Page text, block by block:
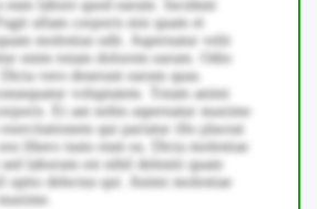
eum labore quod earum. Incidunt
ullam corporis nisi quam et
molestias odit. Aspernatur velit
enim totam dolorem earum. Odio
vero deserunt earum quas.
voluptatem. Totam animi
Et aut nobis aspernatur maxime
qui pariatur illo placeat
libero iusto eum ea. Dicta molestiae
laborum est nihil deleniti quam
optio delectus qui. Animi molestiae